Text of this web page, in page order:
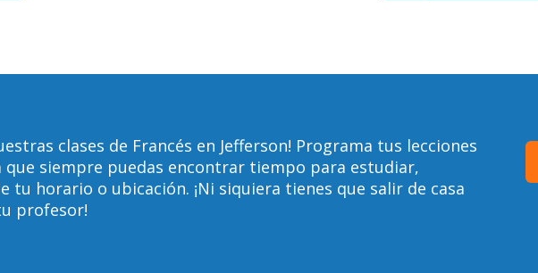
clases de Francés en Jefferson! Programa tus lecciones
que siempre puedas encontrar tiempo para estudiar,
tu horario o ubicación. ¡Ni siquiera tienes que salir de casa
profesor!